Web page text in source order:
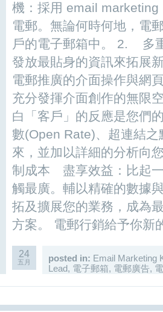
機：採用 email marketing
電郵。無論何時何地，電
戶的電子郵箱中。 2. 多
發放最貼身的資訊來拓展
電郵推廣的介面操作與網
充分發揮介面創作的無
白「客戶」的反應是您們
數(Open Rate)、超連結
來，並加以詳細的分析向
制成本 盡享效益：比起
觸最廣。輔以精確的數據
拓及擴展您的業務，成為
方案。 電郵行銷給予你新
24
五月 posted in: Email Marketing
Lead, 電子郵箱, 電郵廣告,